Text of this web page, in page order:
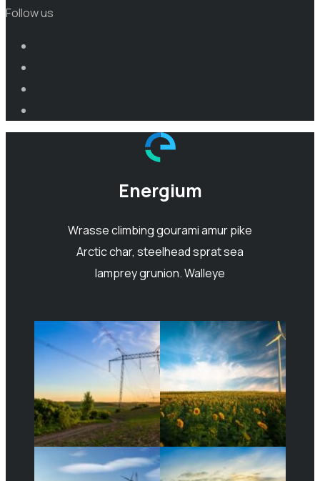
Follow us
Energium
Wrasse climbing gourami amur pike
Arctic char, steelhead sprat sea
lamprey grunion. Walleye